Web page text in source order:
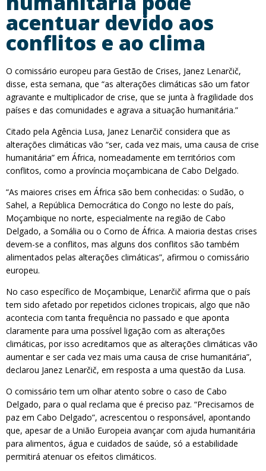
acentuar devido aos
conflitos e ao clima
O comissário europeu para Gestão de Crises, Janez Lenarčič,
disse, esta semana, que “as alterações climáticas são um fator
agravante e multiplicador de crise, que se junta à fragilidade dos
países e das comunidades e agrava a situação humanitária.”
Citado pela Agência Lusa, Janez Lenarčič considera que as
alterações climáticas vão “ser, cada vez mais, uma causa de crise
humanitária” em África, nomeadamente em territórios com
conflitos, como a província moçambicana de Cabo Delgado.
“As maiores crises em África são bem conhecidas: o Sudão, o
Sahel, a República Democrática do Congo no leste do país,
Moçambique no norte, especialmente na região de Cabo
Delgado, a Somália ou o Corno de África. A maioria destas crises
devem-se a conflitos, mas alguns dos conflitos são também
alimentados pelas alterações climáticas”, afirmou o comissário
europeu.
No caso específico de Moçambique, Lenarčič afirma que o país
tem sido afetado por repetidos ciclones tropicais, algo que não
acontecia com tanta frequência no passado e que aponta
claramente para uma possível ligação com as alterações
climáticas, por isso acreditamos que as alterações climáticas vão
aumentar e ser cada vez mais uma causa de crise humanitária”,
declarou Janez Lenarčič, em resposta a uma questão da Lusa.
O comissário tem um olhar atento sobre o caso de Cabo
Delgado, para o qual reclama que é preciso paz. “Precisamos de
paz em Cabo Delgado”, acrescentou o responsável, apontando
que, apesar de a União Europeia avançar com ajuda humanitária
para alimentos, água e cuidados de saúde, só a estabilidade
permitirá atenuar os efeitos climáticos.